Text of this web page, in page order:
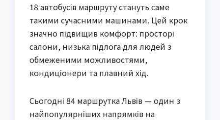
18 автобусів маршруту стануть саме
такими сучасними машинами. Цей крок
значно підвищив комфорт: просторі
салони, низька підлога для людей з
обмеженими можливостями,
кондиціонери та плавний хід.
Сьогодні 84 маршрутка Львів — один з
найпопулярніших напрямків на